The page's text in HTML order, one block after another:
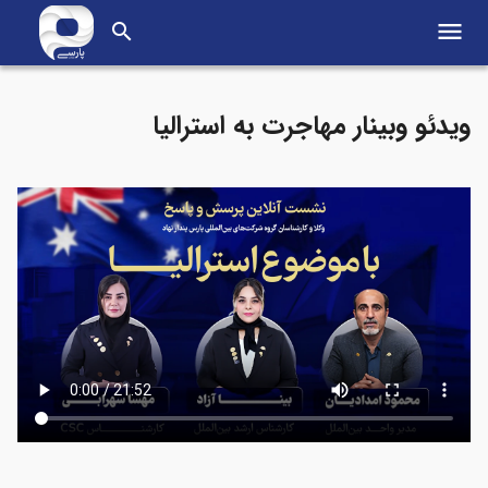
search menu
ویدئو وبینار مهاجرت به استرالیا